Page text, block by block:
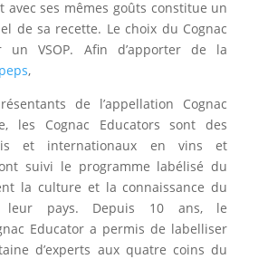
avec ses mêmes goûts constitue un
de sa recette. Le choix du Cognac
un VSOP. Afin d’apporter de la
peps,
de l’appellation Cognac
les Cognac Educators sont des
et internationaux en vins et
suivi le programme labélisé du
la culture et la connaissance du
leur pays. Depuis 10 ans, le
Educator a permis de labelliser
d’experts aux quatre coins du